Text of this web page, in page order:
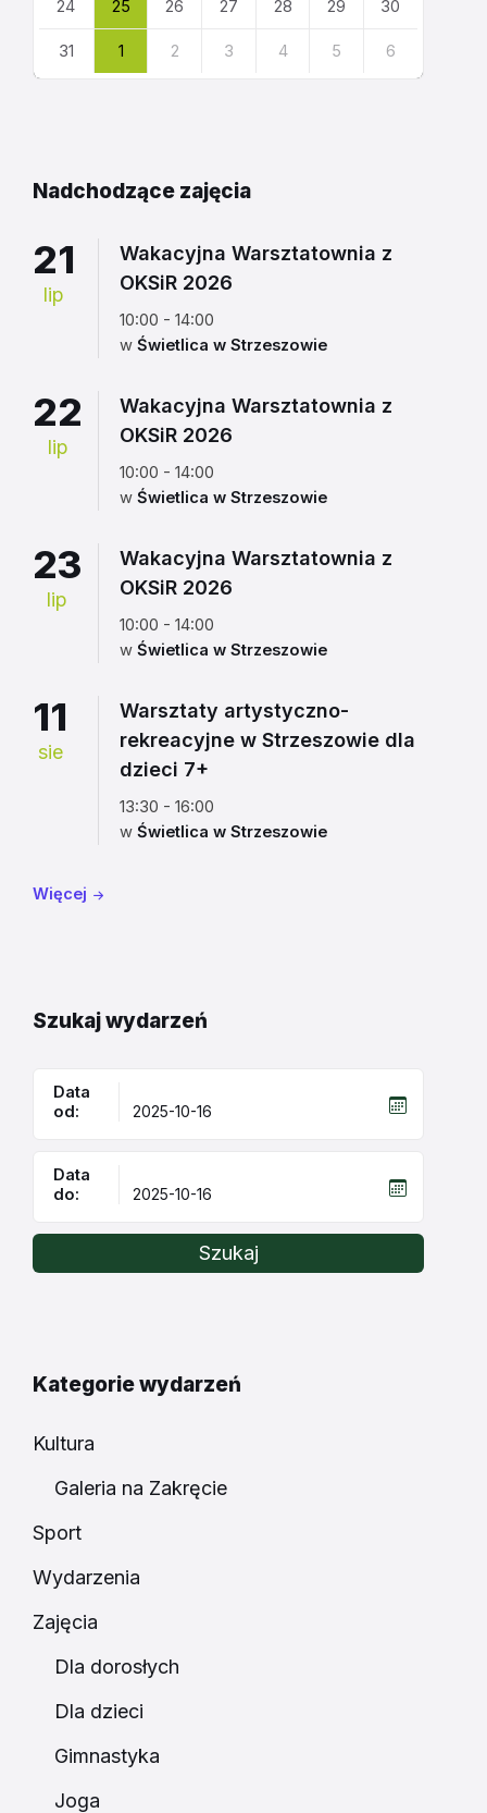
24 25 26 27 28 29 30
31 1 2 3 4 5 6
Nadchodzące zajęcia
21
lip
Wakacyjna Warsztatownia z
OKSiR 2026
10:00 - 14:00
w Świetlica w Strzeszowie
22
lip
Wakacyjna Warsztatownia z
OKSiR 2026
10:00 - 14:00
w Świetlica w Strzeszowie
23
lip
Wakacyjna Warsztatownia z
OKSiR 2026
10:00 - 14:00
w Świetlica w Strzeszowie
11
sie
Warsztaty artystyczno-
rekreacyjne w Strzeszowie dla
dzieci 7+
13:30 - 16:00
w Świetlica w Strzeszowie
Więcej
Szukaj wydarzeń
Data
od:
Data
do:
Szukaj
Kategorie wydarzeń
Kultura
Galeria na Zakręcie
Sport
Wydarzenia
Zajęcia
Dla dorosłych
Dla dzieci
Gimnastyka
Joga